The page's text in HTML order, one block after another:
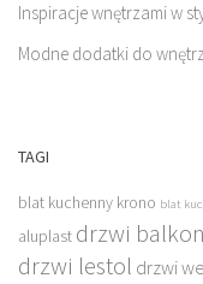
Inspiracje wnętrzami w
Modne dodatki do
TAGI
blat kuchenny krono blat
aluplast drzwi
drzwi lestol drzwi